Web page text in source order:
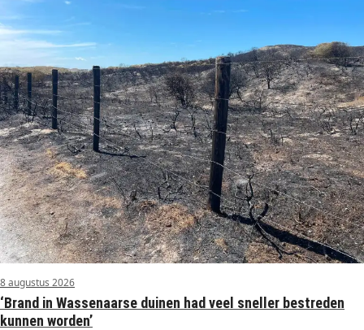
8 augustus 2026
‘Brand in Wassenaarse duinen had veel sneller bestreden
kunnen worden’